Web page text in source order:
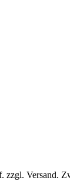
Versand.